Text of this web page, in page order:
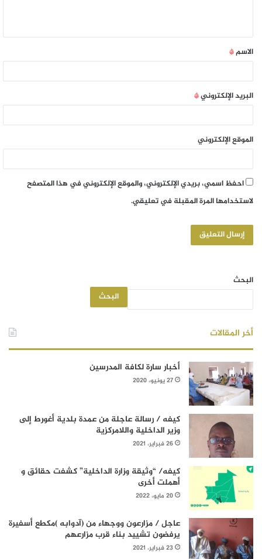
الاسم*
البريد الإلكتروني*
الموقع الإلكتروني
احفظ اسمي، بريدي الإلكتروني، والموقع الإلكتروني في هذا المتصفح
لاستخدامها المرة المقبلة في تعليقي.
البحث
البحث
أخر المقالات
أخبار سارة لكافة المدرسين
27 يونيو، 2020
كيفه / رسالة عاجلة من عمدة بلدية أغورط إلى
وزير الداخلية واللامركزية
26 فبراير، 2021
كيفه/ “وثيقة وزارة الداخلية” كشفت حقائق و
أهملت أخرى
20 مايو، 2022
عاجل / مزارعون ووجهاء من (آدوابه )مكطع أسفيرة
يرفضون تشييد بناء قرب مزارعهم
23 فبراير، 2021